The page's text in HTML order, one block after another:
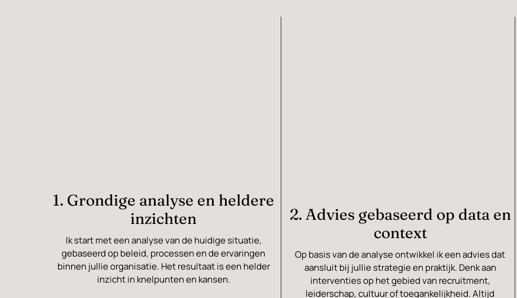
1. Grondige analyse en heldere
inzichten
Ik start met een analyse van de huidige situatie,
gebaseerd op beleid, processen en de ervaringen
binnen jullie organisatie. Het resultaat is een helder
inzicht in knelpunten en kansen.
2. Advies gebaseerd op data en
context
Op basis van de analyse ontwikkel ik een advies dat
aansluit bij jullie strategie en praktijk. Denk aan
interventies op het gebied van recruitment,
leiderschap, cultuur of toegankelijkheid. Altijd